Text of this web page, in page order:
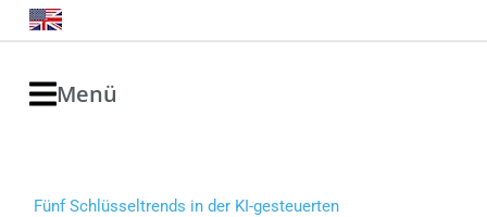
Menü
Fünf Schlüsseltrends in der KI-gesteuerten